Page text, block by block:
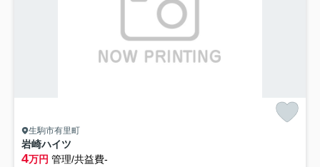
生駒市有里町
岩崎ハイツ
4万円 管理/共益費-